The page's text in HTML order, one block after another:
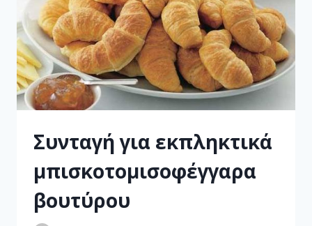
Συνταγή για εκπληκτικά
μπισκοτομισοφέγγαρα
βουτύρου